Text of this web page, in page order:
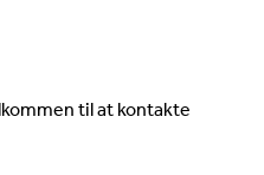
til at kontakte